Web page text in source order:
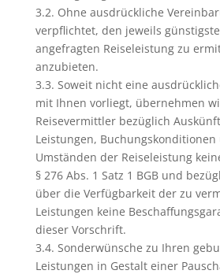
3.2. Ohne ausdrückliche
verpflichtet, den jeweils
angefragten Reiseleistung zu
anzubieten.
3.3. Soweit nicht eine
mit Ihnen vorliegt, übernehmen
Reisevermittler bezüglich
Leistungen,
Umständen der Reiseleistung
§ 276 Abs. 1 Satz 1 BGB und
über die Verfügbarkeit der zu
Leistungen keine
dieser Vorschrift.
3.4. Sonderwünsche zu Ihren
Leistungen in Gestalt einer